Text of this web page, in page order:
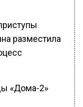
разместила
«Дома-2»